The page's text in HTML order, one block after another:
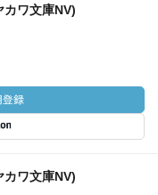
カワ文庫NV)
カワ文庫NV)